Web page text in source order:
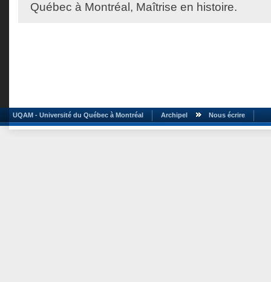
Québec à Montréal, Maîtrise en histoire.
UQAM - Université du Québec à Montréal Archipel Nous écrire